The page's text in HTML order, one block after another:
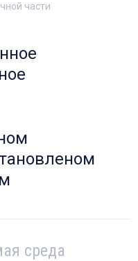
части
среда